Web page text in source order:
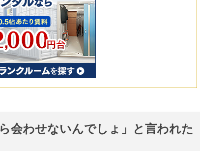
会わせないんでしょ」と言われた